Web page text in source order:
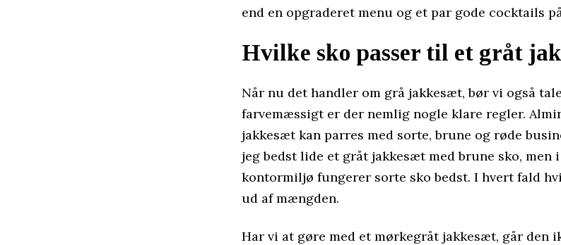
end en opgraderet menu og et par gode cocktails
Hvilke sko passer til et gråt
Når nu det handler om grå jakkesæt, bør vi også
farvemæssigt er der nemlig nogle klare regler.
jakkesæt kan parres med sorte, brune og røde
jeg bedst lide et gråt jakkesæt med brune sko,
kontormiljø fungerer sorte sko bedst. I hvert fald
ud af mængden.
Har vi at gøre med et mørkegråt jakkesæt, går den